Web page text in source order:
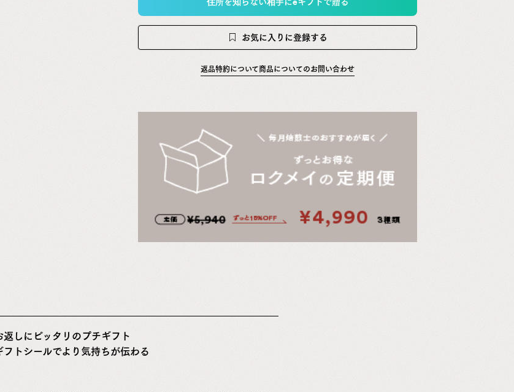
お気に入りに登録する
返品特約について商品についてのお問い合わせ
しにピッタリのプチギフト
フトシールでより気持ちが伝わる